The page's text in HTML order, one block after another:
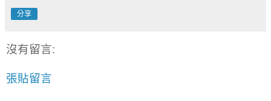
分享
沒有留言:
張貼留言